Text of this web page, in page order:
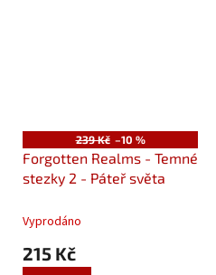
239 Kč –10 %
Forgotten Realms - Temné
stezky 2 - Páteř světa
Vyprodáno
215 Kč